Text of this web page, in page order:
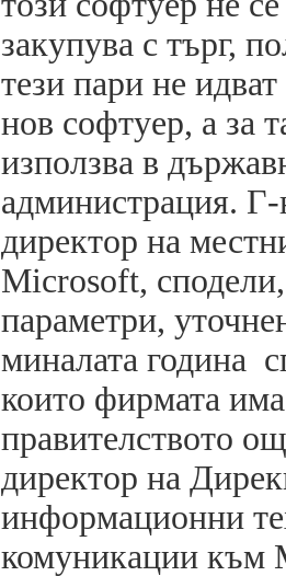
закупува с търг,
тези пари не идват
нов софтуер, а за
използва в
администрация.
директор на
Microsoft,
параметри,
миналата година
които фирмата
правителството
директор на
информационни
комуникации към